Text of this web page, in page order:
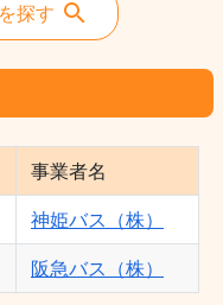
探す
事業者名
神姫バス（株）
阪急バス（株）